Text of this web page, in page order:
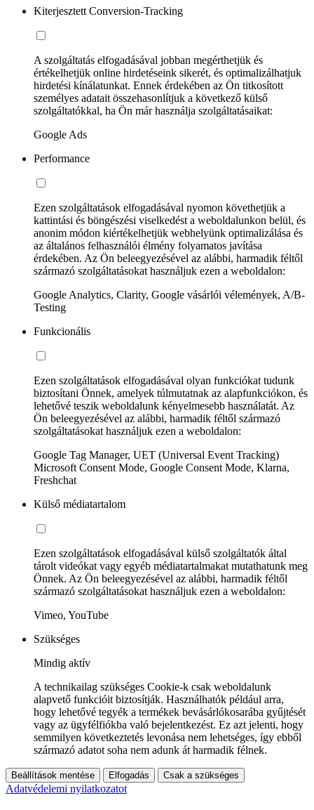
Kiterjesztett Conversion-Tracking
A szolgáltatás elfogadásával jobban megérthetjük és
értékelhetjük online hirdetéseink sikerét, és optimalizálhatjuk
hirdetési kínálatunkat. Ennek érdekében az Ön titkosított
személyes adatait összehasonlítjuk a következő külső
szolgáltatókkal, ha Ön már használja szolgáltatásaikat:
Google Ads
Performance
Ezen szolgáltatások elfogadásával nyomon követhetjük a
kattintási és böngészési viselkedést a weboldalunkon belül, és
anonim módon kiértékelhetjük webhelyünk optimalizálása és
az általános felhasználói élmény folyamatos javítása
érdekében. Az Ön beleegyezésével az alábbi, harmadik féltől
származó szolgáltatásokat használjuk ezen a weboldalon:
Google Analytics, Clarity, Google vásárlói vélemények, A/B-
Testing
Funkcionális
Ezen szolgáltatások elfogadásával olyan funkciókat tudunk
biztosítani Önnek, amelyek túlmutatnak az alapfunkciókon, és
lehetővé teszik weboldalunk kényelmesebb használatát. Az
Ön beleegyezésével az alábbi, harmadik féltől származó
szolgáltatásokat használjuk ezen a weboldalon:
Google Tag Manager, UET (Universal Event Tracking)
Microsoft Consent Mode, Google Consent Mode, Klarna,
Freshchat
Külső médiatartalom
Ezen szolgáltatások elfogadásával külső szolgáltatók által
tárolt videókat vagy egyéb médiatartalmakat mutathatunk meg
Önnek. Az Ön beleegyezésével az alábbi, harmadik féltől
származó szolgáltatásokat használjuk ezen a weboldalon:
Vimeo, YouTube
Szükséges
Mindig aktív
A technikailag szükséges Cookie-k csak weboldalunk
alapvető funkcióit biztosítják. Használhatók például arra,
hogy lehetővé tegyék a termékek bevásárlókosarába gyűjtését
vagy az ügyfélfiókba való bejelentkezést. Ez azt jelenti, hogy
semmilyen következtetés levonása nem lehetséges, így ebből
származó adatot soha nem adunk át harmadik félnek.
Beállítások mentése Elfogadás Csak a szükséges
Adatvédelemi nyilatkozatot